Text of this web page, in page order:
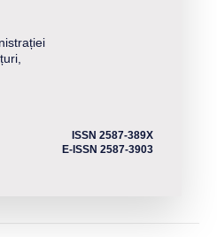
ISSN 2587-389X
E-ISSN 2587-3903